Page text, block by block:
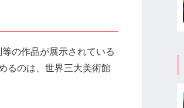
の作品が展示されている
るのは、世界三大美術館